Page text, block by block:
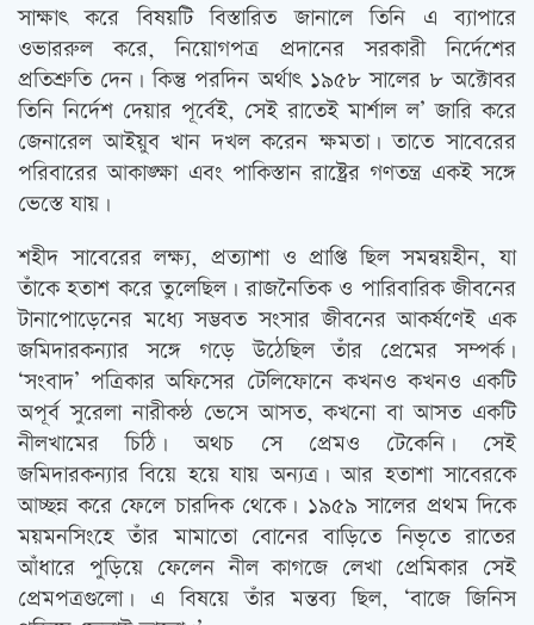
সাক্ষাত্‍ করে বিষয়টি বিস্তারিত জানালে তিনি এ ব্যাপারে
ওভাররুল করে, নিয়োগপত্র প্রদানের সরকারী নির্দেশের
প্রতিশ্রুতি দেন। কিন্তু পরদিন অর্থাত্‍ ১৯৫৮ সালের ৮ অক্টোবর
তিনি নির্দেশ দেয়ার পূর্বেই, সেই রাতেই মার্শাল ল’ জারি করে
জেনারেল আইয়ুব খান দখল করেন ক্ষমতা। তাতে সাবেরের
পরিবারের আকাঙ্ক্ষা এবং পাকিস্তান রাষ্ট্রের গণতন্ত্র একই সঙ্গে
ভেস্তে যায়।
শহীদ সাবেরের লক্ষ্য, প্রত্যাশা ও প্রাপ্তি ছিল সমন্বয়হীন, যা
তাঁকে হতাশ করে তুলেছিল। রাজনৈতিক ও পারিবারিক জীবনের
টানাপোড়েনের মধ্যে সম্ভবত সংসার জীবনের আকর্ষণেই এক
জমিদারকন্যার সঙ্গে গড়ে উঠেছিল তাঁর প্রেমের সম্পর্ক।
‘সংবাদ’ পত্রিকার অফিসের টেলিফোনে কখনও কখনও একটি
অপূর্ব সুরেলা নারীকন্ঠ ভেসে আসত, কখনো বা আসত একটি
নীলখামের চিঠি। অথচ সে প্রেমও টেকেনি। সেই
জমিদারকন্যার বিয়ে হয়ে যায় অন্যত্র। আর হতাশা সাবেরকে
আচ্ছন্ন করে ফেলে চারদিক থেকে। ১৯৫৯ সালের প্রথম দিকে
ময়মনসিংহে তাঁর মামাতো বোনের বাড়িতে নিভৃতে রাতের
আঁধারে পুড়িয়ে ফেলেন নীল কাগজে লেখা প্রেমিকার সেই
প্রেমপত্রগুলো। এ বিষয়ে তাঁর মন্তব্য ছিল, ‘বাজে জিনিস